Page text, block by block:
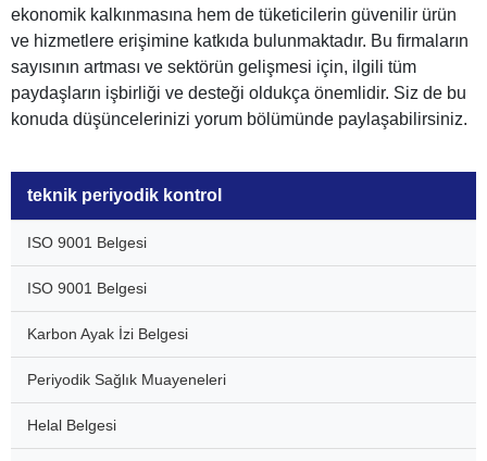
teknik periyodik kontrol
ISO 9001 Belgesi
ISO 9001 Belgesi
Karbon Ayak İzi Belgesi
Periyodik Sağlık Muayeneleri
Helal Belgesi
ekonomik kalkınmasına hem de tüketicilerin güvenilir ürün
ve hizmetlere erişimine katkıda bulunmaktadır. Bu firmaların
sayısının artması ve sektörün gelişmesi için, ilgili tüm
paydaşların işbirliği ve desteği oldukça önemlidir. Siz de bu
konuda düşüncelerinizi yorum bölümünde paylaşabilirsiniz.